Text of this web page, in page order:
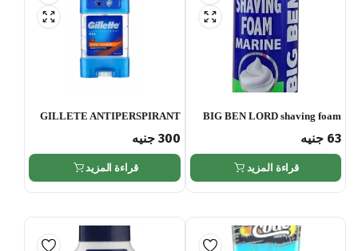
BIG BEN LORD shaving foam
63 جنيه
قراءة المزيد
GILLETE ANTIPERSPIRANT
300 جنيه
قراءة المزيد